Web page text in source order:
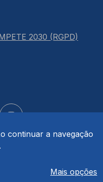
continuar a navegação
Mais opções
2030 (RGPD)
reservados.